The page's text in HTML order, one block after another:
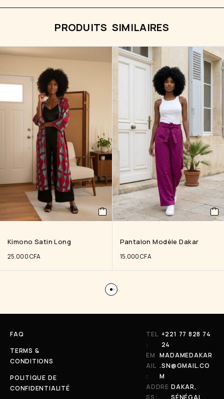
PRODUITS SIMILAIRES
Kimono Satin Long
25.000CFA
Pantalon Modèle Dakar
15.000CFA
FAQ
TERMS &
CONDITIONS
POLITIQUE DE
CONFIDENTIALITÉ
TEL
:
+221 77 828 74
24
EM
AIL
:
MADAMEDAKAR
.SN@GMAIL.CO
M
ADDRE
SS:
DAKAR,
SÉNÉGAL